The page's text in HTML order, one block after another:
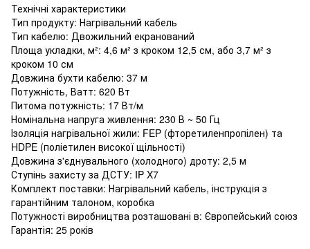
Технічні характеристики
Тип продукту: Нагрівальний кабель
Тип кабелю: Двожильний екранований
Площа укладки, м²: 4,6 м² з кроком 12,5 см, або 3,7 м² з
кроком 10 см
Довжина бухти кабелю: 37 м
Потужність, Ватт: 620 Вт
Питома потужність: 17 Вт/м
Номінальна напруга живлення: 230 В ~ 50 Гц
Ізоляція нагрівальної жили: FEP (фторетиленпропілен) та
HDPE (поліетилен високої щільності)
Довжина з'єднувального (холодного) дроту: 2,5 м
Ступінь захисту за ДСТУ: IP X7
Комплект поставки: Нагрівальний кабель, інструкція з
гарантійним талоном, коробка
Потужності виробництва розташовані в: Європейський союз
Гарантія: 25 років